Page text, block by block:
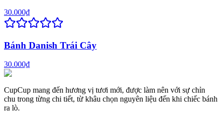
30.000₫
Bánh Danish Trái Cây
30.000₫
CupCup mang đến hương vị tươi mới, được làm nên với sự chỉn
chu trong từng chi tiết, từ khâu chọn nguyên liệu đến khi chiếc bánh
ra lò.